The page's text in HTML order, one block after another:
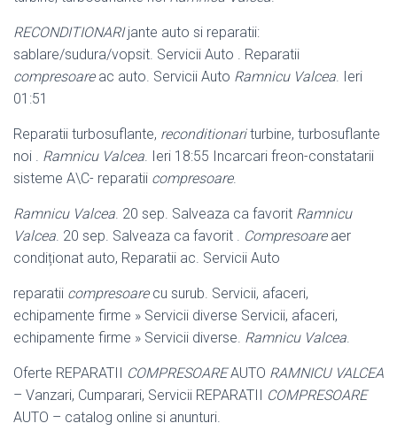
RECONDITIONARIjante auto si reparatii:
sablare/sudura/vopsit. Servicii Auto . Reparatii
compresoareac auto. Servicii Auto Ramnicu Valcea. Ieri
01:51
Reparatii turbosuflante, reconditionariturbine, turbosuflante
noi . Ramnicu Valcea. Ieri 18:55 Incarcari freon-constatarii
sisteme A\C- reparatii compresoare.
Ramnicu Valcea. 20 sep. Salveaza ca favorit Ramnicu
Valcea. 20 sep. Salveaza ca favorit . Compresoareaer
condiționat auto, Reparatii ac. Servicii Auto
reparatii compresoarecu surub. Servicii, afaceri,
echipamente firme » Servicii diverse Servicii, afaceri,
echipamente firme » Servicii diverse. Ramnicu Valcea.
Oferte REPARATII COMPRESOAREAUTO RAMNICU VALCEA
– Vanzari, Cumparari, Servicii REPARATII COMPRESOARE
AUTO – catalog online si anunturi.